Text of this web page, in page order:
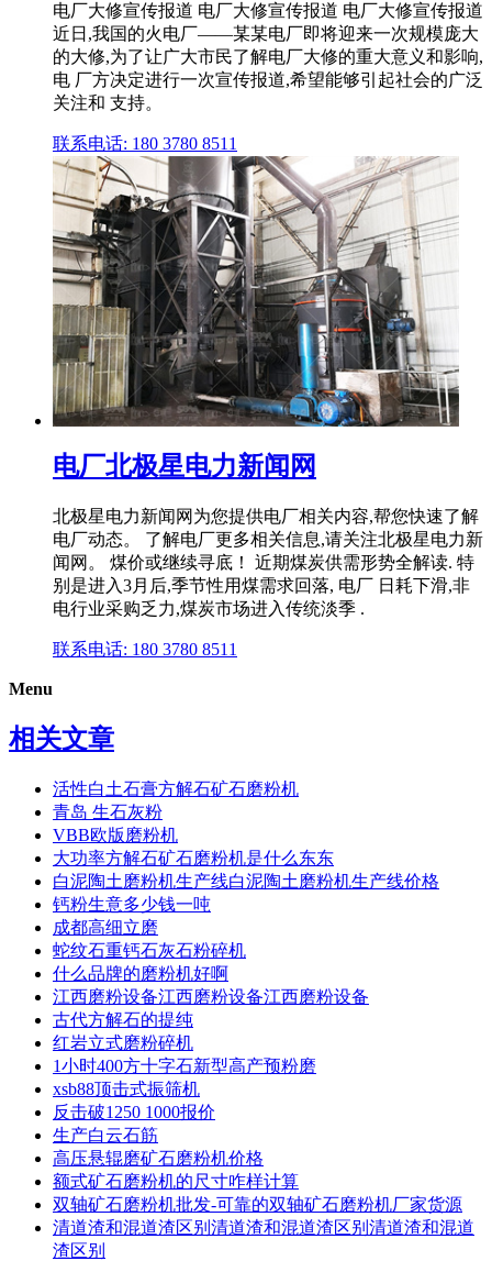
电厂大修宣传报道 电厂大修宣传报道 电厂大修宣传报道
近日,我国的火电厂——某某电厂即将迎来一次规模庞大
的大修,为了让广大市民了解电厂大修的重大意义和影响,
电 厂方决定进行一次宣传报道,希望能够引起社会的广泛
关注和 支持。
联系电话: 180 3780 8511
电厂北极星电力新闻网
北极星电力新闻网为您提供电厂相关内容,帮您快速了解
电厂动态。 了解电厂更多相关信息,请关注北极星电力新
闻网。 煤价或继续寻底！ 近期煤炭供需形势全解读. 特
别是进入3月后,季节性用煤需求回落, 电厂 日耗下滑,非
电行业采购乏力,煤炭市场进入传统淡季 .
联系电话: 180 3780 8511
Menu
相关文章
活性白土石膏方解石矿石磨粉机
青岛 生石灰粉
VBB欧版磨粉机
大功率方解石矿石磨粉机是什么东东
白泥陶土磨粉机生产线白泥陶土磨粉机生产线价格
钙粉生意多少钱一吨
成都高细立磨
蛇纹石重钙石灰石粉碎机
什么品牌的磨粉机好啊
江西磨粉设备江西磨粉设备江西磨粉设备
古代方解石的提纯
红岩立式磨粉碎机
1小时400方十字石新型高产预粉磨
xsb88顶击式振筛机
反击破1250 1000报价
生产白云石筋
高压悬辊磨矿石磨粉机价格
额式矿石磨粉机的尺寸咋样计算
双轴矿石磨粉机批发-可靠的双轴矿石磨粉机厂家货源
清道渣和混道渣区别清道渣和混道渣区别清道渣和混道
渣区别